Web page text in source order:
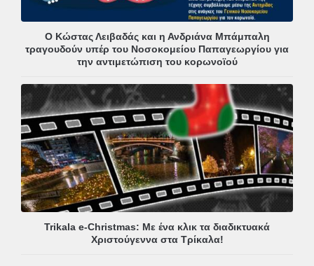
Ο Κώστας Λειβαδάς και η Ανδριάνα Μπάμπαλη
τραγουδούν υπέρ του Νοσοκομείου Παπαγεωργίου για
την αντιμετώπιση του κορωνοϊού
Trikala e-Christmas: Με ένα κλικ τα διαδικτυακά
Χριστούγεννα στα Τρίκαλα!